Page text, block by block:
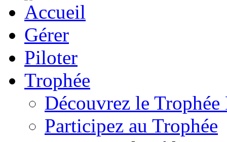
Gérer
Piloter
Trophée
Découvrez le
Participez au Trophée